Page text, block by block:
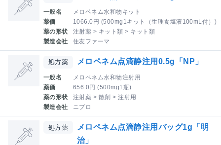
一般名
メロペネム水和物キット
薬価
1066.0円 (500mg1キット（生理食塩液100mL付）)
薬の形状
注射薬 > キット類 > キット類
製造会社
住友ファーマ
処方薬 メロペネム点滴静注用0.5g「NP」
一般名
メロペネム水和物注射用
薬価
656.0円 (500mg1瓶)
薬の形状
注射薬 > 散剤 > 注射用
製造会社
ニプロ
処方薬
メロペネム点滴静注用バッグ1g「明
治」